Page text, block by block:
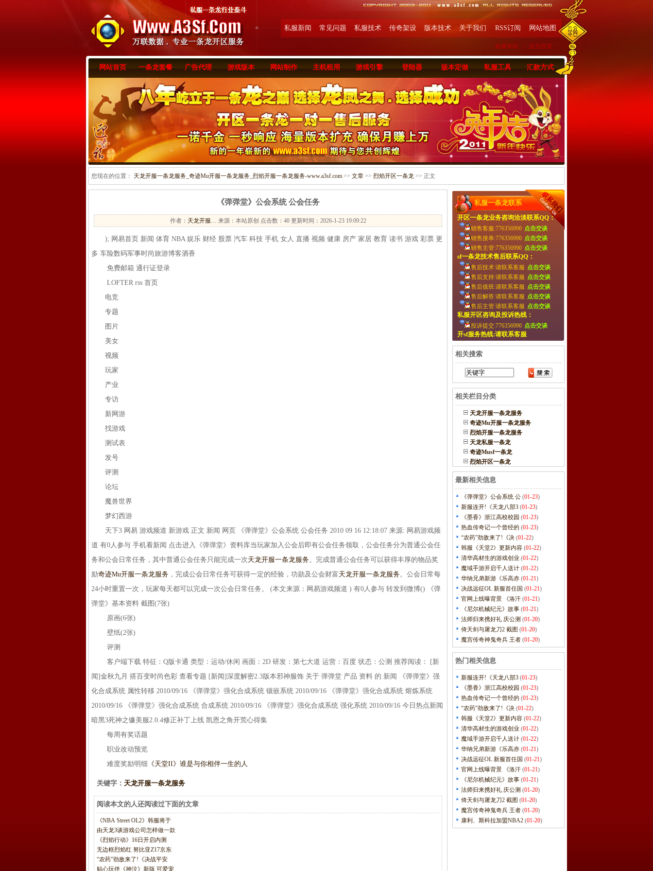
私服新闻 常见问题 私服技术 传奇架设 版本技术 关于我们 RSS订阅 网站地图
收藏本站 设为首页
网站首页 一条龙套餐 广告代理 游戏版本 网站制作 主机租用 游戏引擎 登陆器 版本定做 私服工具 汇款方式
您现在的位置： 天龙开服一条龙服务_奇迹Mu开服一条龙服务_烈焰开服一条龙服务-www.a3sf.com >> 文章 >> 烈焰开区一条龙 >> 正文
《弹弹堂》公会系统 公会任务
作者： 天龙开服… 来源：本站原创 点击数： 40 更新时间：2026-1-23 19:09:22
); 网易首页 新闻 体育 NBA 娱乐 财经 股票 汽车 科技 手机 女人 直播 视频 健康 房产 家居 教育 读书 游戏 彩票 更
多 车险数码军事时尚旅游博客酒香
免费邮箱 通行证登录
LOFTER rss 首页
电竞
专题
图片
美女
视频
玩家
产业
专访
新网游
找游戏
测试表
发号
评测
论坛
魔兽世界
梦幻西游
天下3 网易 游戏频道 新游戏 正文 新闻 网页 《弹弹堂》公会系统 公会任务 2010 09 16 12:18:07 来源: 网易游戏频
道 有0人参与 手机看新闻 点击进入《弹弹堂》资料库当玩家加入公会后即有公会任务领取，公会任务分为普通公会任
务和公会日常任务，其中普通公会任务只能完成一次天龙开服一条龙服务。完成普通公会任务可以获得丰厚的物品奖
励奇迹Mu开服一条龙服务 ，完成公会日常任务可获得一定的经验，功勋及公会财富天龙开服一条龙服务。公会日常每
24小时重置一次，玩家每天都可以完成一次公会日常任务。 (本文来源：网易游戏频道 ) 有0人参与 转发到微博() 《弹
弹堂》基本资料 截图(7张)
原画(6张)
壁纸(2张)
评测
客户端下载 特征：Q版卡通 类型：运动/休闲 画面：2D 研发：第七大道 运营：百度 状态：公测 推荐阅读： [新
闻]金秋九月 搭百变时尚色彩 查看专题 [新闻]深度解密2.3版本邪神服饰 关于 弹弹堂 产品 资料 的 新闻 《弹弹堂》强
化合成系统 属性转移 2010/09/16 《弹弹堂》强化合成系统 镶嵌系统 2010/09/16 《弹弹堂》强化合成系统 熔炼系统
2010/09/16 《弹弹堂》强化合成系统 合成系统 2010/09/16 《弹弹堂》强化合成系统 强化系统 2010/09/16 今日热点新闻
暗黑3死神之镰美服2.0.4修正补丁上线 凯恩之角开荒心得集
每周有奖话题
职业改动预览
难度奖励明细
《天堂II》谁是与你相伴一生的人
关键字： 天龙开服一条龙服务
阅读本文的人还阅读过下面的文章
《NBA Street OL2》韩服将于
由天龙3谈游戏公司怎样做一款
《烈焰行动》16日开启内测
无边框烈焰红 努比亚Z17京东
“农药”劲敌来了!《决战平安
贴心玩伴《神泣》新版 可爱宠
私服一条龙联系
开区一条龙业务咨询洽淡联系QQ：
销售客服:776356990 点击交谈
销售接单:776356990 点击交谈
销售主管:776356990 点击交谈
sf一条龙技术售后联系QQ：
售后技术:请联系客服 点击交谈
售后支持:请联系客服 点击交谈
售后值班:请联系客服 点击交谈
售后解答:请联系客服 点击交谈
售后主管:请联系客服 点击交谈
私服开区咨询及投诉热线：
投诉提交:776356990 点击交谈
开sf服务热线:请联系客服
相关搜索
相关栏目分类
天龙开服一条龙服务
奇迹Mu开服一条龙服务
烈焰开服一条龙服务
天龙私服一条龙
奇迹Musf一条龙
烈焰开区一条龙
最新相关信息
《弹弹堂》公会系统 公 (01-23)
新服连开!《天龙八部3 (01-23)
《墨香》浙江高校校园 (01-23)
热血传奇记一个曾经的 (01-23)
“农药”劲敌来了!《决 (01-22)
韩服《天堂2》更新内容 (01-22)
清华高材生的游戏创业 (01-22)
魔域手游开启千人送计 (01-22)
华纳兄弟新游《乐高赤 (01-21)
决战远征OL 新服首任国 (01-21)
官网上线曝背景 《洛汗 (01-21)
《尼尔机械纪元》故事 (01-21)
法师归来携好礼 庆公测 (01-20)
倚天剑与屠龙刀2 截图 (01-20)
魔宫传奇神鬼奇兵 王者 (01-20)
热门相关信息
新服连开!《天龙八部3 (01-23)
《墨香》浙江高校校园 (01-23)
热血传奇记一个曾经的 (01-23)
“农药”劲敌来了!《决 (01-22)
韩服《天堂2》更新内容 (01-22)
清华高材生的游戏创业 (01-22)
魔域手游开启千人送计 (01-22)
华纳兄弟新游《乐高赤 (01-21)
决战远征OL 新服首任国 (01-21)
官网上线曝背景 《洛汗 (01-21)
《尼尔机械纪元》故事 (01-21)
法师归来携好礼 庆公测 (01-20)
倚天剑与屠龙刀2 截图 (01-20)
魔宫传奇神鬼奇兵 王者 (01-20)
康利、斯科拉加盟NBA2 (01-20)